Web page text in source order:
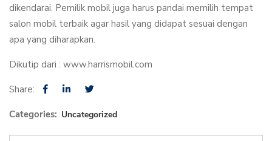
dikendarai. Pemilik mobil juga harus pandai memilih tempat
salon mobil terbaik agar hasil yang didapat sesuai dengan
apa yang diharapkan.
Dikutip dari : www.harrismobil.com
Share:
Categories: Uncategorized